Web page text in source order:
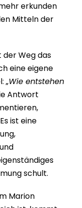
erkunden
Mitteln der
der Weg das
eine eigene
„Wie entstehen
Antwort
ist eine
schult.
Marion